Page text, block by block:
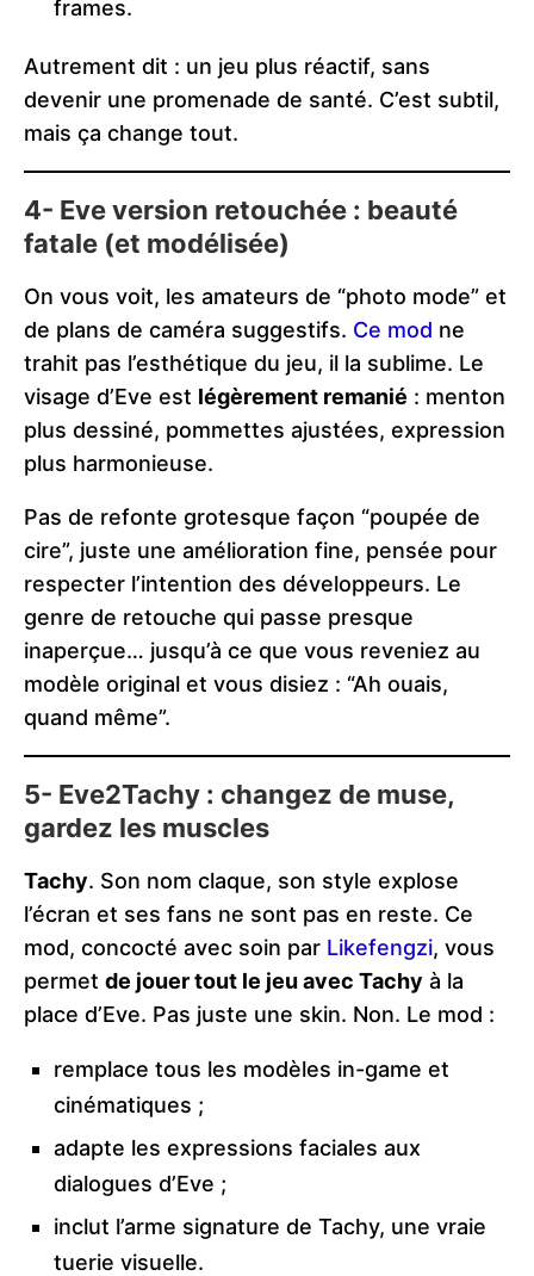
frames.
Autrement dit : un jeu plus réactif, sans
devenir une promenade de santé. C’est subtil,
mais ça change tout.
4- Eve version retouchée : beauté
fatale (et modélisée)
On vous voit, les amateurs de “photo mode” et
de plans de caméra suggestifs. Ce mod ne
trahit pas l’esthétique du jeu, il la sublime. Le
visage d’Eve est légèrement remanié : menton
plus dessiné, pommettes ajustées, expression
plus harmonieuse.
Pas de refonte grotesque façon “poupée de
cire”, juste une amélioration fine, pensée pour
respecter l’intention des développeurs. Le
genre de retouche qui passe presque
inaperçue… jusqu’à ce que vous reveniez au
modèle original et vous disiez : “Ah ouais,
quand même”.
5- Eve2Tachy : changez de muse,
gardez les muscles
Tachy. Son nom claque, son style explose
l’écran et ses fans ne sont pas en reste. Ce
mod, concocté avec soin par Likefengzi, vous
permet de jouer tout le jeu avec Tachy à la
place d’Eve. Pas juste une skin. Non. Le mod :
remplace tous les modèles in-game et
cinématiques ;
adapte les expressions faciales aux
dialogues d’Eve ;
inclut l’arme signature de Tachy, une vraie
tuerie visuelle.